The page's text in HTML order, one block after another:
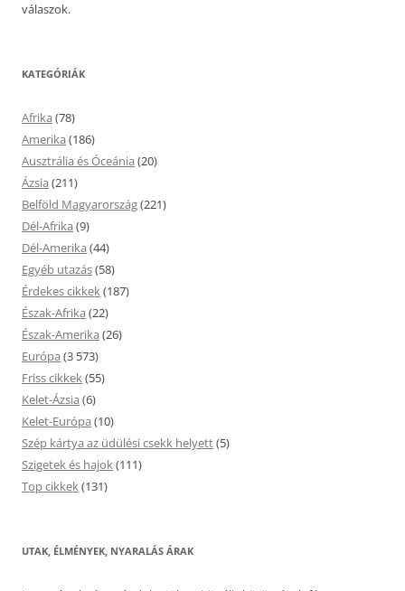
válaszok.
KATEGÓRIÁK
Afrika (78)
Amerika (186)
Ausztrália és Óceánia (20)
Ázsia (211)
Belföld Magyarország(221)
Dél-Afrika (9)
Dél-Amerika (44)
Egyéb utazás(58)
Érdekes cikkek(187)
Észak-Afrika (22)
Észak-Amerika (26)
Európa (3 573)
Friss cikkek(55)
Kelet-Ázsia (6)
Kelet-Európa (10)
Szép kártya az üdülési csekk helyett(5)
Szigetek és hajok(111)
Top cikkek(131)
UTAK, ÉLMÉNYEK, NYARALÁS ÁRAK